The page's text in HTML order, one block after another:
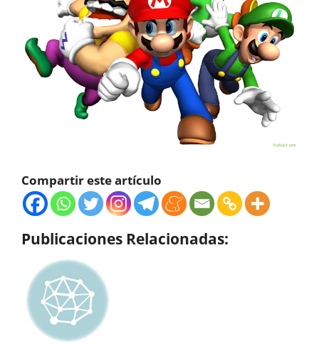
Compartir este artículo
Publicaciones Relacionadas: